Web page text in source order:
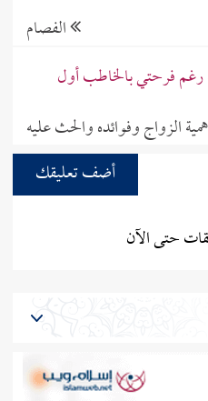
الفصام
رغم فرحتي بالخاطب أول
الزواج وفوائده والحث عليه
أضف تعليقك
حتى الآن